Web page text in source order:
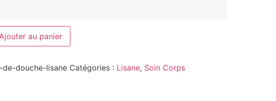
au panier
de-douche-lisane Catégories : Lisane, Soin Corps